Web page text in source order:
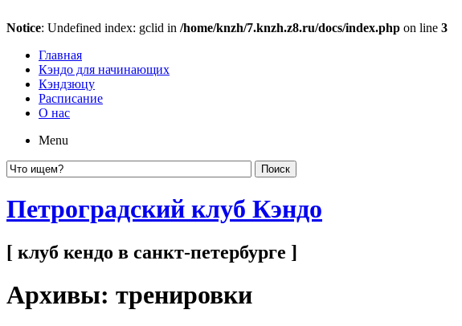
Notice: Undefined index: gclid in /home/knzh/7.knzh.z8.ru/docs/index.php on line 3
Главная
Кэндо для начинающих
Кэндзюцу
Расписание
О нас
Menu
Петроградский клуб Кэндо
[ клуб кендо в санкт-петербурге ]
Архивы: тренировки